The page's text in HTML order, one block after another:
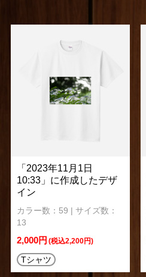
「2023年11月1日
10:33」に作成したデザ
イン
カラー数：59 | サイズ数：
13
2,000円 (税込2,200円)
Tシャツ